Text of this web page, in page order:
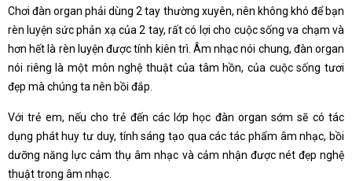
Chơi đàn organ phải dùng 2 tay thường xuyên, nên không khó để bạn
rèn luyện sức phản xạ của 2 tay, rất có lợi cho cuộc sống va chạm và
hơn hết là rèn luyện được tính kiên trì. Âm nhạc nói chung, đàn organ
nói riêng là một môn nghệ thuật của tâm hồn, của cuộc sống tươi
đẹp mà chúng ta nên bồi đắp.
Với trẻ em, nếu cho trẻ đến các lớp học đàn organ sớm sẽ có tác
dụng phát huy tư duy, tính sáng tạo qua các tác phẩm âm nhạc, bồi
dưỡng năng lực cảm thụ âm nhạc và cảm nhận được nét đẹp nghệ
thuật trong âm nhạc.